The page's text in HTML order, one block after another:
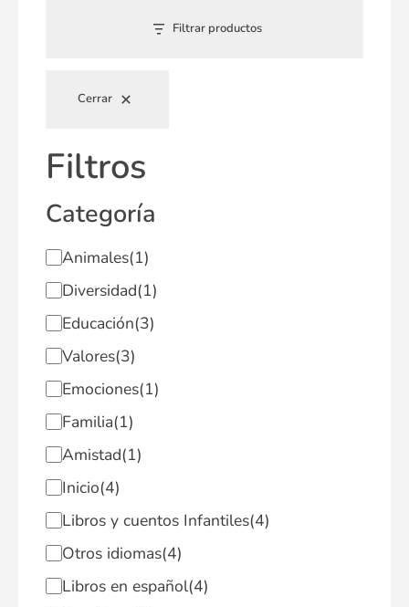
Filtrar productos
Cerrar
Filtros
Categoría
Animales(1)
Diversidad(1)
Educación(3)
Valores(3)
Emociones(1)
Familia(1)
Amistad(1)
Inicio(4)
Libros y cuentos Infantiles(4)
Otros idiomas(4)
Libros en español(4)